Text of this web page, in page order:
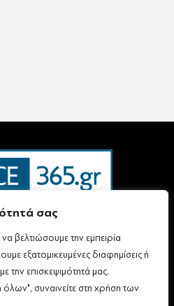
σας
βελτιώσουμε την εμπειρία
εξατομικευμένες διαφημίσεις ή
την επισκεψιμότητά μας.
συναινείτε στη χρήση των
Χρήσης
Προσωπικών Δεδομένων
(ΕΕ) 2018/334 L63